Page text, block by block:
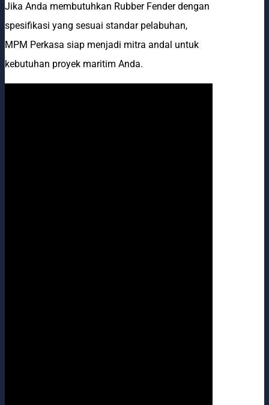
Jika Anda membutuhkan Rubber Fender dengan
spesifikasi yang sesuai standar pelabuhan,
MPM Perkasa siap menjadi mitra andal untuk
kebutuhan proyek maritim Anda.